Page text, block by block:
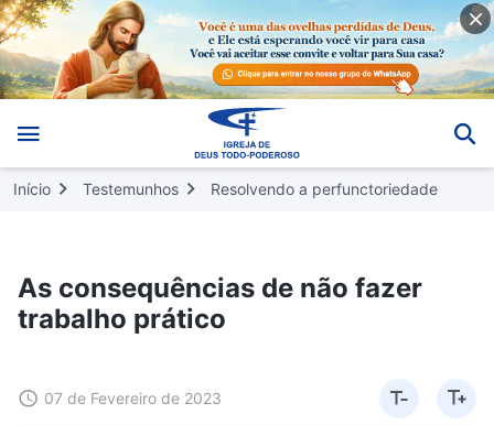
Início Testemunhos Resolvendo a perfunctoriedade
As consequências de não fazer
trabalho prático
07 de Fevereiro de 2023